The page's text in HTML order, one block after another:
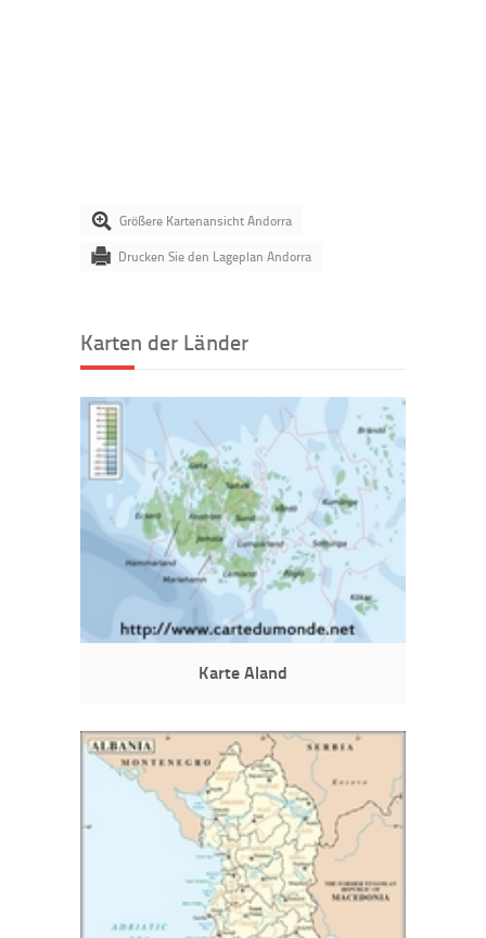
Größere Kartenansicht Andorra
Drucken Sie den Lageplan Andorra
Karten der Länder
Karte Aland